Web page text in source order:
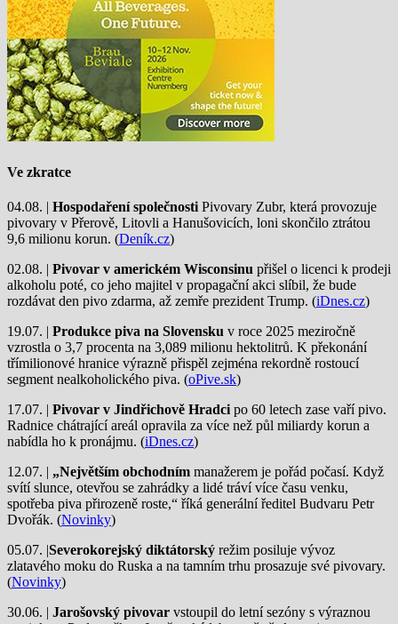
Ve zkratce
04.08. | Hospodaření společnosti Pivovary Zubr, která provozuje
pivovary v Přerově, Litovli a Hanušovicích, loni skončilo ztrátou
9,6 milionu korun. (Deník.cz)
02.08. | Pivovar v americkém Wisconsinu přišel o licenci k prodeji
alkoholu poté, co jeho majitel v propagační akci slíbil, že bude
rozdávat den pivo zdarma, až zemře prezident Trump. (iDnes.cz)
19.07. | Produkce piva na Slovensku v roce 2025 meziročně
vzrostla o 3,7 procenta na 3,089 milionu hektolitrů. K překonání
třímilionové hranice výrazně přispěl zejména rekordně rostoucí
segment nealkoholického piva. (oPive.sk)
17.07. | Pivovar v Jindřichově Hradci po 60 letech zase vaří pivo.
Radnice chátrající areál opravila za více než půl miliardy korun a
nabídla ho k pronájmu. (iDnes.cz)
12.07. | „Největším obchodním manažerem je pořád počasí. Když
svítí slunce, otevřou se zahrádky a lidé tráví více času venku,
spotřeba piva přirozeně roste,“ říká generální ředitel Budvaru Petr
Dvořák. (Novinky)
05.07. |Severokorejský diktátorský režim posiluje vývoz
zlatavého moku do Ruska a na tamním trhu prosazuje své pivovary.
(Novinky)
30.06. | Jarošovský pivovar vstoupil do letní sezóny s výraznou